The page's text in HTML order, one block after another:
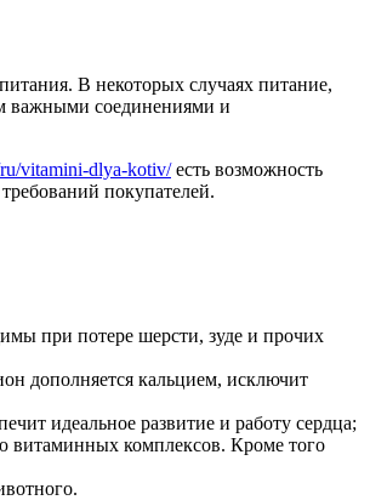
В некоторых случаях питание,
важными соединениями и
vitamini-dlya-kotiv/есть возможность
покупателей.
при потере шерсти, зуде и прочих
дополняется кальцием, исключит
идеальное развитие и работу сердца;
витаминных комплексов. Кроме того